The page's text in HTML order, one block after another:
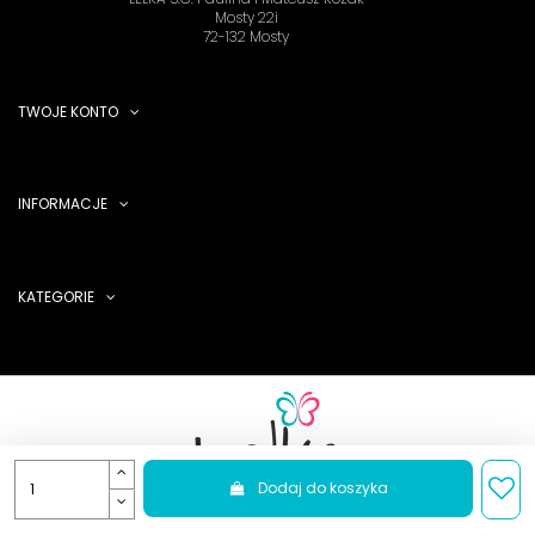
Dodaj do koszyka
Mosty 22i
72-132 Mosty
TWOJE KONTO
INFORMACJE
KATEGORIE
LELKA S.C. 2025 - sklep z butami tanecznymi